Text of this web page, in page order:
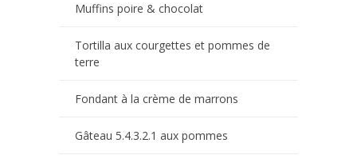
Muffins poire & chocolat
Tortilla aux courgettes et pommes de
terre
Fondant à la crème de marrons
Gâteau 5.4.3.2.1 aux pommes